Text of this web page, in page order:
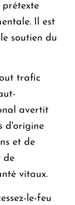
prétexte
Il est
soutien du
trafic
avertit
d'origine
et de
de
vitaux.
le-feu